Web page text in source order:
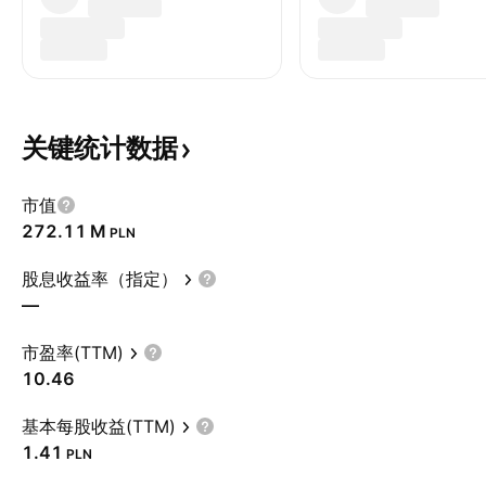
关键统计数据
市值
‪272.11 M‬ PLN
股息收益率（指定）
—
市盈率(TTM)
10.46
基本每股收益(TTM)
1.41 PLN